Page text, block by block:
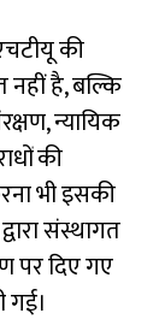
की
है, बल्कि
न्यायिक
की
भी इसकी
संस्थागत
पर दिए गए
गई।